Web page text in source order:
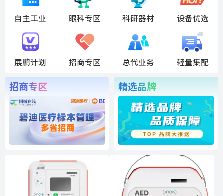
国药创研AED开启全国招商
自主工业 眼科专区 科研器材 设备优选
展鹏计划 招商专区 总代业务 轻量集配
招商专区 精选品牌